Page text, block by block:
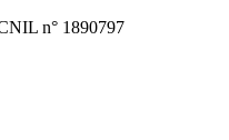
n° 1890797